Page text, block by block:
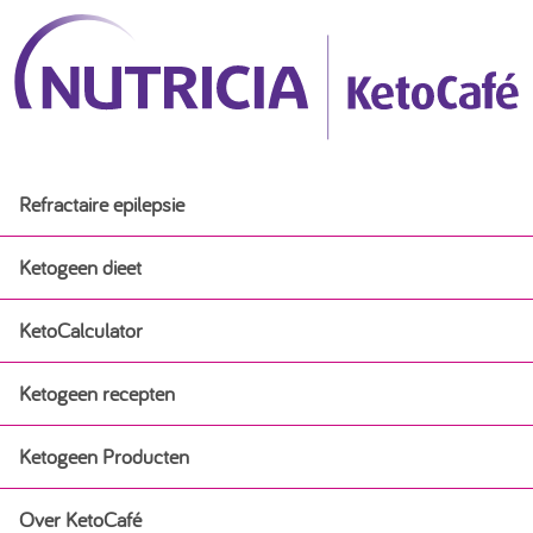
Refractaire epilepsie
Ketogeen dieet
Ketogeen dieet
Ervaringsverhalen
Ketogeen dieet voor baby’s bij epilepsie
KetoCalculator
Ketogeen recepten
Ketogeen recepten
Ketogeen Producten
Ketogeen Producten
Over KetoCafé